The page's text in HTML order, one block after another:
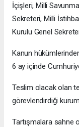
İçişleri, Milli
Sekreteri, Milli
Kurulu Genel
Kanun
6 ay içinde
Teslim olacak olan
görevlendirdiği
Tartışmalara sahne